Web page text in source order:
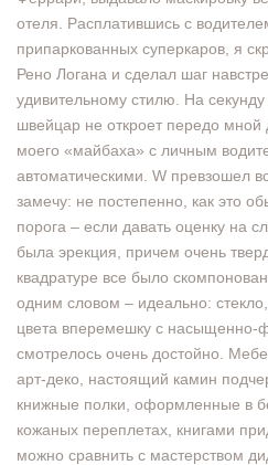
отеля. Расплатившись с
припаркованных суперкаров, я
Рено Логана и сделал шаг
удивительному стилю. На
швейцар не откроет передо мной
моего «майбаха» с личным
автоматическими. W превзошел
замечу: не постепенно, как это
порога – если давать оценку на
была эрекция, причем очень
квадратуре все было
одним словом – идеально:
цвета вперемешку с насыщенно-
смотрелось очень достойно.
арт-деко, настоящий камин
книжные полки, оформленные в
кожаных переплетах, книгами
можно сравнить с мастерством